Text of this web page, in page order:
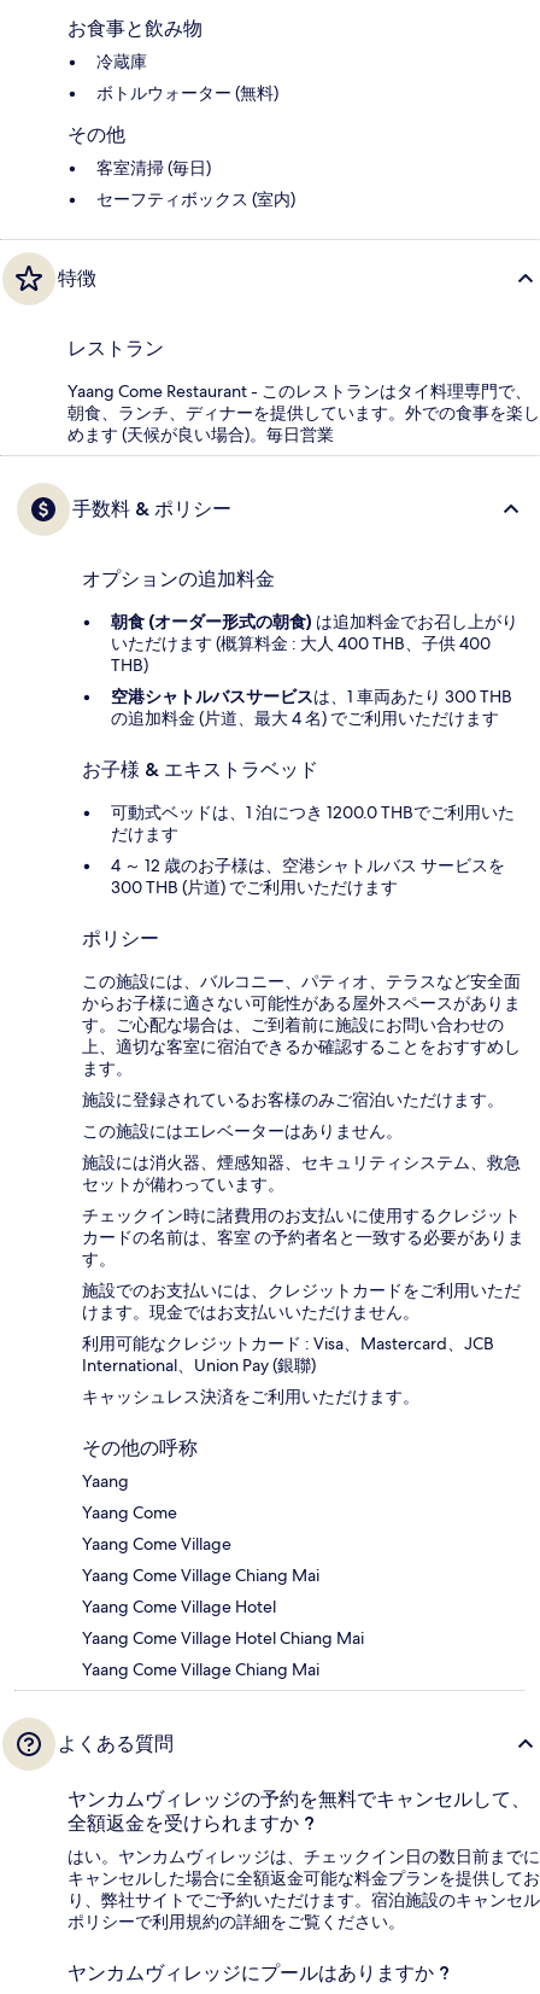
お食事と飲み物
冷蔵庫
ボトルウォーター (無料)
その他
客室清掃 (毎日)
セーフティボックス (室内)
特徴
レストラン
Yaang Come Restaurant - このレストランはタイ料理専門で、
朝食、ランチ、ディナーを提供しています。外での食事を楽し
めます (天候が良い場合)。毎日営業
手数料 & ポリシー
オプションの追加料金
朝食 (オーダー形式の朝食) は追加料金でお召し上がり
いただけます (概算料金 : 大人 400 THB、子供 400
THB)
空港シャトルバスサービスは、1 車両あたり 300 THB
の追加料金 (片道、最大 4 名) でご利用いただけます
お子様 & エキストラベッド
可動式ベッドは、1 泊につき 1200.0 THBでご利用いた
だけます
4 ～ 12 歳のお子様は、空港シャトルバス サービスを
300 THB (片道) でご利用いただけます
ポリシー
この施設には、バルコニー、パティオ、テラスなど安全面
からお子様に適さない可能性がある屋外スペースがありま
す。ご心配な場合は、ご到着前に施設にお問い合わせの
上、適切な客室に宿泊できるか確認することをおすすめし
ます。
施設に登録されているお客様のみご宿泊いただけます。
この施設にはエレベーターはありません。
施設には消火器、煙感知器、セキュリティシステム、救急
セットが備わっています。
チェックイン時に諸費用のお支払いに使用するクレジット
カードの名前は、客室 の予約者名と一致する必要がありま
す。
施設でのお支払いには、クレジットカードをご利用いただ
けます。現金ではお支払いいただけません。
利用可能なクレジットカード : Visa、Mastercard、JCB
International、Union Pay (銀聯)
キャッシュレス決済をご利用いただけます。
その他の呼称
Yaang
Yaang Come
Yaang Come Village
Yaang Come Village Chiang Mai
Yaang Come Village Hotel
Yaang Come Village Hotel Chiang Mai
Yaang Come Village Chiang Mai
よくある質問
ヤンカムヴィレッジの予約を無料でキャンセルして、
全額返金を受けられますか ?
はい。ヤンカムヴィレッジは、チェックイン日の数日前までに
キャンセルした場合に全額返金可能な料金プランを提供してお
り、弊社サイトでご予約いただけます。宿泊施設のキャンセル
ポリシーで利用規約の詳細をご覧ください。
ヤンカムヴィレッジにプールはありますか ?